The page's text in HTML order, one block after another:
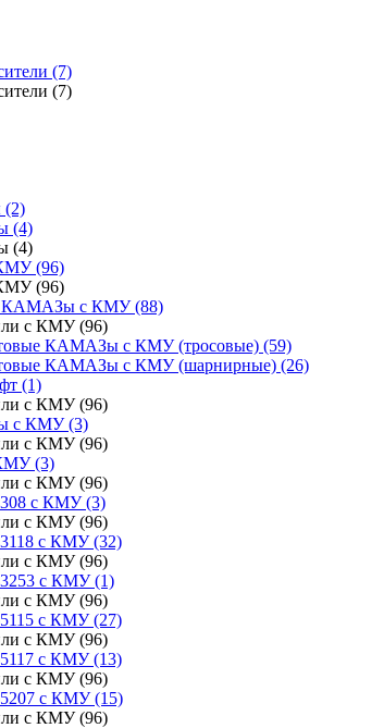
(7)
(7)
(2)
(4)
(4)
(96)
(96)
КАМАЗы с КМУ (88)
с КМУ (96)
КАМАЗы с КМУ (тросовые) (59)
КАМАЗы с КМУ (шарнирные) (26)
(1)
с КМУ (96)
с КМУ (3)
с КМУ (96)
(3)
с КМУ (96)
c КМУ (3)
с КМУ (96)
с КМУ (32)
с КМУ (96)
с КМУ (1)
с КМУ (96)
с КМУ (27)
с КМУ (96)
с КМУ (13)
с КМУ (96)
с КМУ (15)
с КМУ (96)